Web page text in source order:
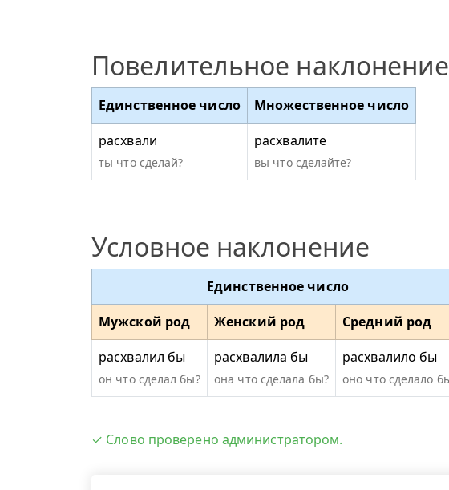
Повелительное наклонение
Единственное число
Множественное число
расхвали
ты что сделай?
расхвалите
вы что сделайте?
Условное наклонение
Единственное число
Мужской род Женский род
Средний род
расхвалил бы
он что сделал бы?
расхвалила бы
она что сделала бы?
расхвалило бы
оно что сделало
✓ Слово проверено администратором.